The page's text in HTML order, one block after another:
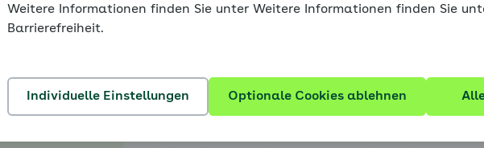
Nein. Wenn die Blutdrucksenker nicht wirken, dann
von der behandelnden Ärztin oder dem
bisher unentdeckte Ursachen für den hartnäckigen
vermeintlich aussichtslose Fälle können so doch
viele
Untermenü für Bluthochdruck hat viele Gesichter ausklappen
Weitere Informationen finden Sie unter Weitere Informationen finden Sie
Barrierefreiheit.
Individuelle Einstellungen Optionale Cookies ablehnen